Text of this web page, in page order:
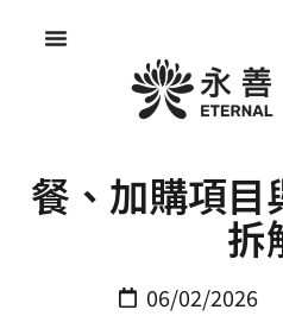
餐、加購項目
拆
06/02/2026